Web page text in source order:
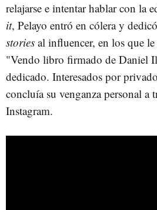
relajarse e intentar hablar con la
it, Pelayo entró en cólera y
stories al influencer, en los que
"Vendo libro firmado de Daniel
dedicado. Interesados por
concluía su venganza personal a
Instagram.